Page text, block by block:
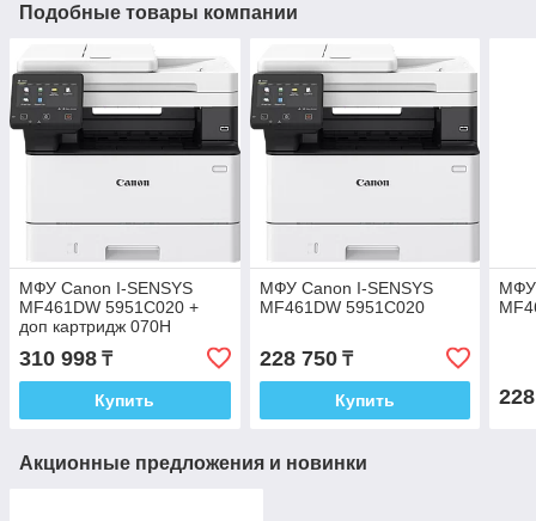
Подобные товары компании
МФУ Canon I-SENSYS
MF461DW 5951C020 +
доп картридж 070H
310 998 ₸
Купить
МФУ Canon I-SENSYS
MF461DW 5951C020
228 750₸
Купить
МФУ
Акционные предложения и новинки